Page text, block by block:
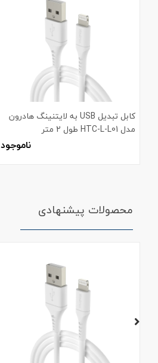
کابل تبدیل USB به لایتنینگ هادرون
مدل HTC-L-L01 طول 2 متر
ناموجود
محصولات پیشنهادی